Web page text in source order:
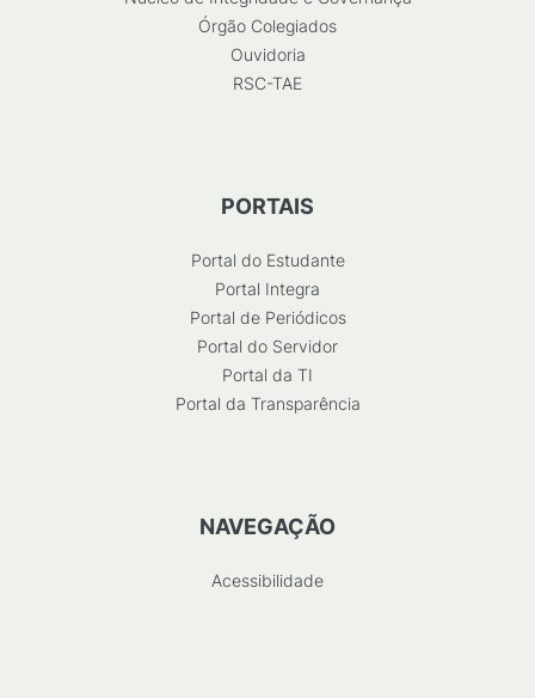
Órgão Colegiados
Ouvidoria
RSC-TAE
PORTAIS
Portal do Estudante
Portal Integra
Portal de Periódicos
Portal do Servidor
Portal da TI
Portal da Transparência
NAVEGAÇÃO
Acessibilidade